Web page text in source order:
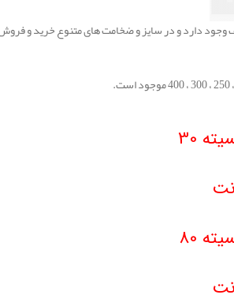
وجود دارد و در سایز و ضخامت های متنوع خرید و